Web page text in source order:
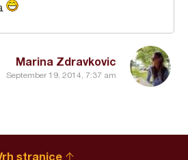
Marina Zdravkovic
September 19, 2014, 7:37 am
stranice